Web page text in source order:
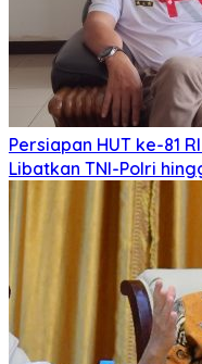
Persiapan HUT ke-81
Libatkan TNI-Polri